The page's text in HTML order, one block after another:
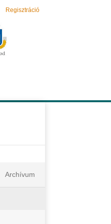
Regisztráció
Archívum